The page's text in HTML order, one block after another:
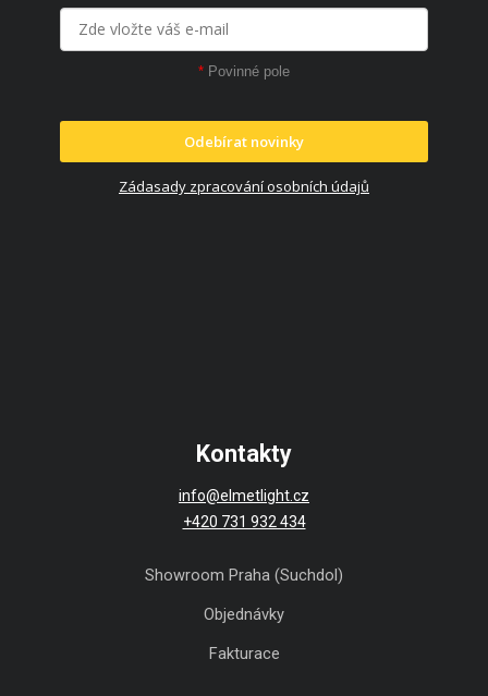
* Povinné pole
Odebírat novinky
Zádasady zpracování osobních údajů
Kontakty
info@elmetlight.cz
+420 731 932 434
Showroom Praha (Suchdol)
Objednávky
Fakturace